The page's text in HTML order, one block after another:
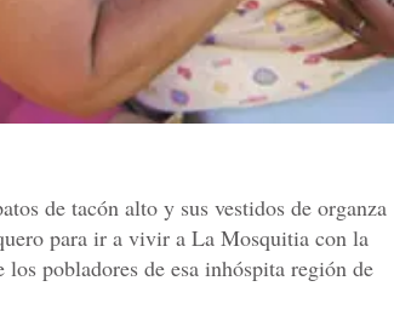
de tacón alto y sus vestidos de organza
para ir a vivir a La Mosquitia con la
pobladores de esa inhóspita región de